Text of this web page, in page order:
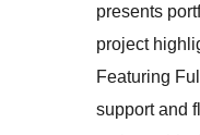
presents
project
Featuring
support and